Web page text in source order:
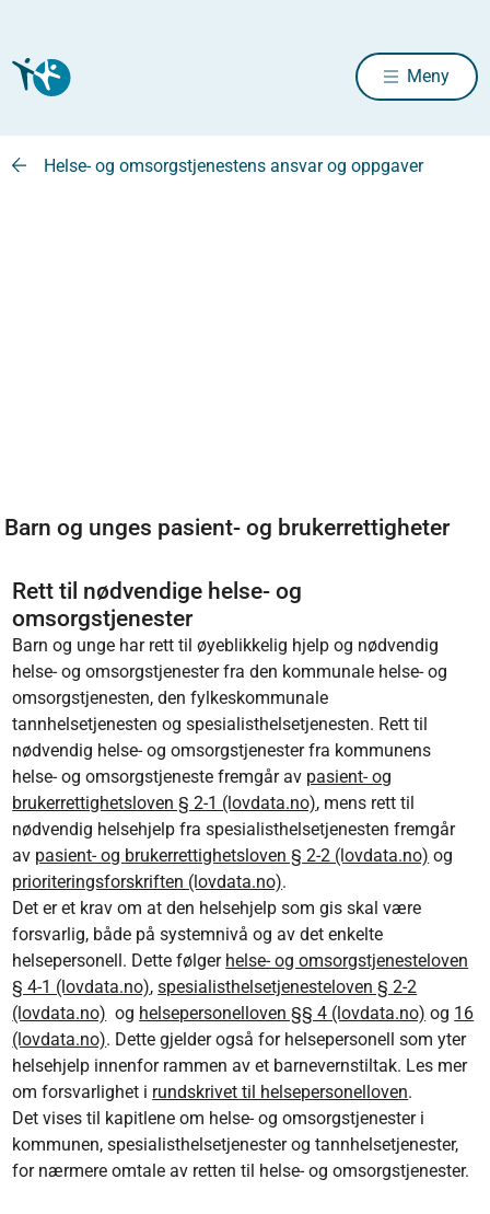
Meny
Helse- og omsorgstjenestens ansvar og oppgaver
Barn og unges pasient- og brukerrettigheter
Rett til nødvendige helse- og
omsorgstjenester
Barn og unge har rett til øyeblikkelig hjelp og nødvendig
helse- og omsorgstjenester fra den kommunale helse- og
omsorgstjenesten, den fylkeskommunale
tannhelsetjenesten og spesialisthelsetjenesten. Rett til
nødvendig helse- og omsorgstjenester fra kommunens
helse- og omsorgstjeneste fremgår av pasient- og
brukerrettighetsloven § 2-1 (lovdata.no), mens rett til
nødvendig helsehjelp fra spesialisthelsetjenesten fremgår
av pasient- og brukerrettighetsloven § 2-2 (lovdata.no) og
prioriteringsforskriften (lovdata.no).
Det er et krav om at den helsehjelp som gis skal være
forsvarlig, både på systemnivå og av det enkelte
helsepersonell. Dette følger helse- og omsorgstjenesteloven
§ 4-1 (lovdata.no),spesialisthelsetjenesteloven § 2-2
(lovdata.no) og helsepersonelloven §§ 4 (lovdata.no) og 16
(lovdata.no). Dette gjelder også for helsepersonell som yter
helsehjelp innenfor rammen av et barnevernstiltak. Les mer
om forsvarlighet i rundskrivet til helsepersonelloven.
Det vises til kapitlene om helse- og omsorgstjenester i
kommunen, spesialisthelsetjenester og tannhelsetjenester,
for nærmere omtale av retten til helse- og omsorgstjenester.